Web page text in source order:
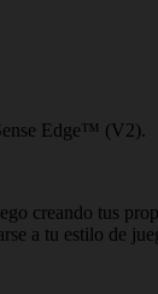
Edge™ (V2).
creando tus
a tu estilo de